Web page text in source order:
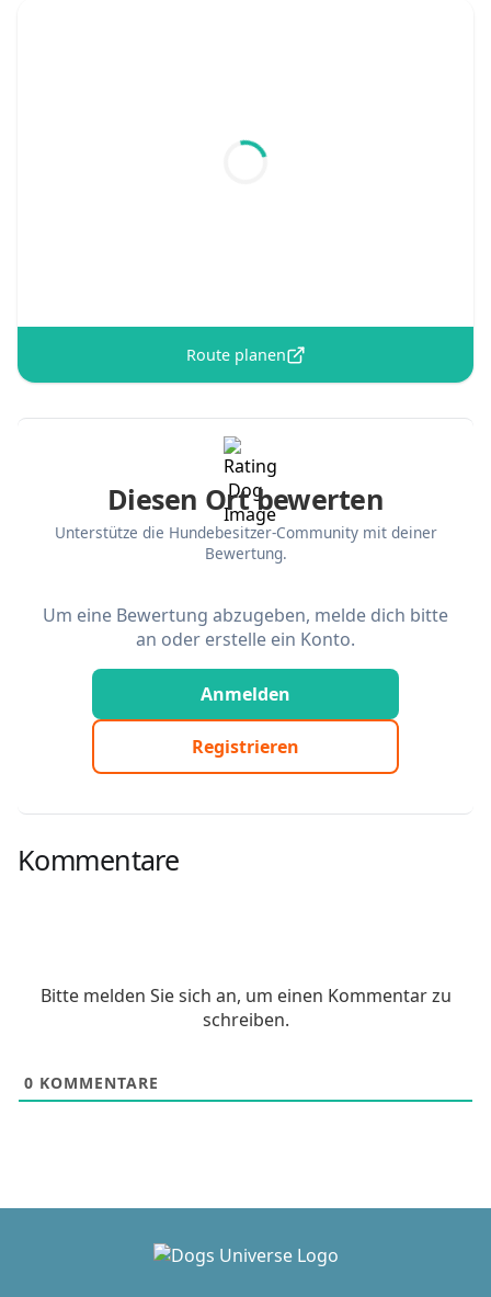
Route planen
Diesen Ort bewerten
Unterstütze die Hundebesitzer-Community mit deiner
Bewertung.
Um eine Bewertung abzugeben, melde dich bitte
an oder erstelle ein Konto.
Anmelden
Registrieren
Kommentare
Bitte melden Sie sich an, um einen Kommentar zu
schreiben.
0 KOMMENTARE